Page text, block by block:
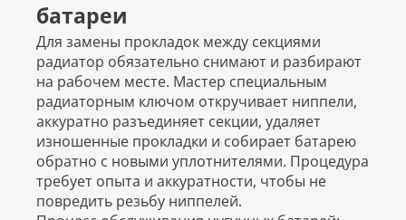
батареи
Для замены прокладок между секциями
радиатор обязательно снимают и разбирают
на рабочем месте. Мастер специальным
радиаторным ключом откручивает ниппели,
аккуратно разъединяет секции, удаляет
изношенные прокладки и собирает батарею
обратно с новыми уплотнителями. Процедура
требует опыта и аккуратности, чтобы не
повредить резьбу ниппелей.